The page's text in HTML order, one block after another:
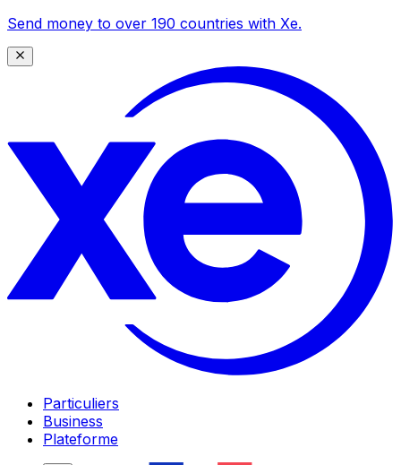
Send money to over 190 countries with Xe.
Particuliers
Business
Plateforme